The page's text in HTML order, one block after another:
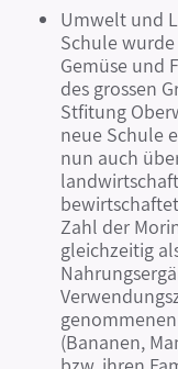
Umwelt und
Schule
Gemüse und
des grossen
Stfitung
neue Schule
nun auch
Zahl der
gleichzeitig
(Bananen,